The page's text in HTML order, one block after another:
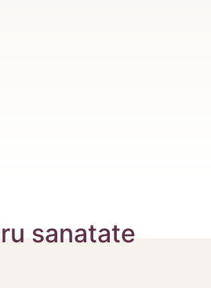
sanatate